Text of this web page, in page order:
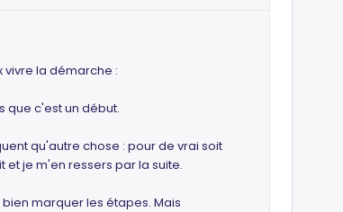
la démarche :
que c'est un début.
qu'autre chose : pour de vrai soit
je m'en ressers par la suite.
marquer les étapes. Mais